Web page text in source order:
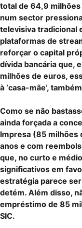
total de 64,9
num sector
televisiva tradicional
plataformas de
reforçar o capital
dívida bancária que,
milhões de euros,
à ‘casa-mãe’,
Como se não
ainda forçada a
Impresa (85 milhões
anos e com
que, no curto e
significativos em
estratégia parece
detém. Além disso,
empréstimo de 85
SIC.